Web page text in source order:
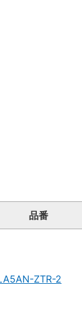
品番
ZTR-2